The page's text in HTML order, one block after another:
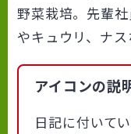
野菜栽培。先輩
やキュウリ、ナ
アイコンの説
日記に付いて